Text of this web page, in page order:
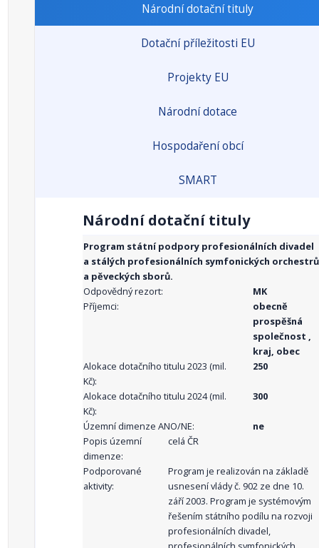
Národní dotační tituly
Dotační příležitosti EU
Projekty EU
Národní dotace
Hospodaření obcí
SMART
Národní dotační tituly
Program státní podpory profesionálních divadel
a stálých profesionálních symfonických orchestrů
a pěveckých sborů.
Odpovědný rezort:
MK
Příjemci:
obecně
prospěšná
společnost ,
kraj, obec
Alokace dotačního titulu 2023 (mil.
Kč):
250
Alokace dotačního titulu 2024 (mil.
Kč):
300
Územní dimenze ANO/NE:
ne
Popis územní
dimenze:
celá ČR
Podporované
aktivity:
Program je realizován na základě
usnesení vlády č. 902 ze dne 10.
září 2003. Program je systémovým
řešením státního podílu na rozvoji
profesionálních divadel,